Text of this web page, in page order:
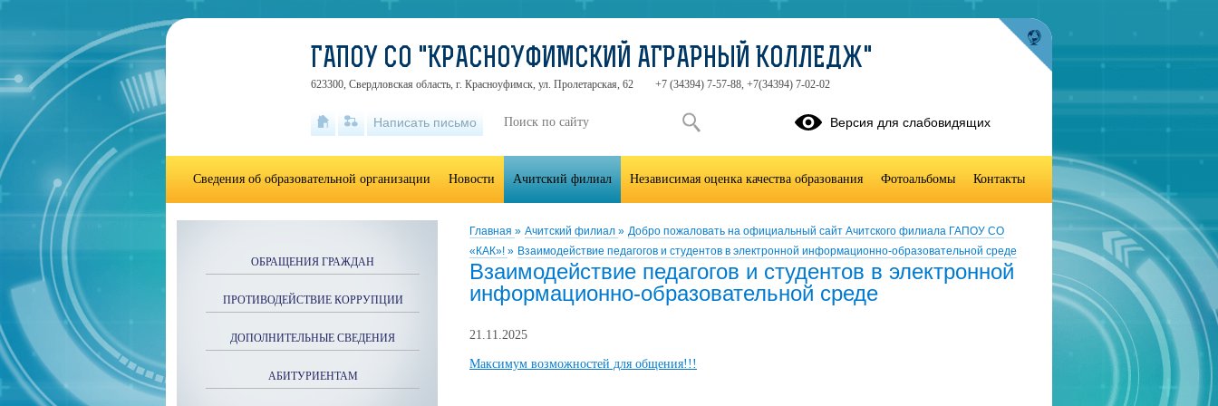
Главная » Ачитский филиал » Добро пожаловать на официальный сайт Ачитского филиала ГАПОУ СО
«КАК»! » Взаимодействие педагогов и студентов в электронной информационно-образовательной среде
Взаимодействие педагогов и студентов в электронной
информационно-образовательной среде
21.11.2025
Максимум возможностей для общения!!!
ОБРАЩЕНИЯ ГРАЖДАН
ПРОТИВОДЕЙСТВИЕ КОРРУПЦИИ
ДОПОЛНИТЕЛЬНЫЕ СВЕДЕНИЯ
АБИТУРИЕНТАМ
ГАПОУ СО "КРАСНОУФИМСКИЙ АГРАРНЫЙ КОЛЛЕДЖ"
623300, Свердловская область, г. Красноуфимск, ул. Пролетарская, 62 +7 (34394) 7-57-88, +7(34394) 7-02-02
Написать письмо Версия для слабовидящих
Сведения об образовательной организации Новости Ачитский филиал Независимая оценка качества образования Фотоальбомы Контакты